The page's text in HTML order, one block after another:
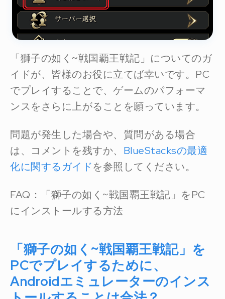
「獅子の如く~戦国覇王戦記」についてのガ
イドが、皆様のお役に立てば幸いです。PC
でプレイすることで、ゲームのパフォーマ
ンスをさらに上がることを願っています。
問題が発生した場合や、質問がある場合
は、コメントを残すか、 BlueStacksの最適
化に関するガイドを参照してください。
FAQ：「獅子の如く~戦国覇王戦記」をPC
にインストールする方法
「獅子の如く~戦国覇王戦記」を
PCでプレイするために、
Androidエミュレーターのインス